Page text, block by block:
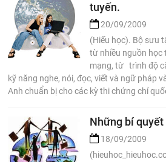
tuyến.
20/09/2009
(Hiếu học). Bộ sưu
từ nhiều nguồn học
mạng, từ trình độ
kỹ năng nghe, nói, đọc, viết và ngữ pháp
Anh chuẩn bị cho các kỳ thi chứng chỉ
Những bí
18/09/2009